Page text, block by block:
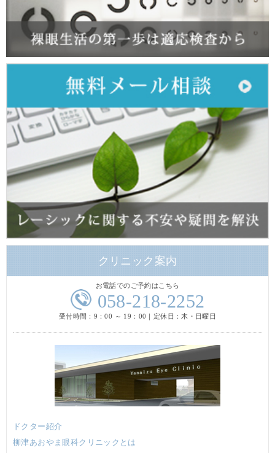
クリニック案内
お電話でのご予約はこちら
058-218-2252
受付時間：9：00 ～ 19：00｜定休日：木・日曜日
ドクター紹介
柳津あおやま眼科クリニックとは